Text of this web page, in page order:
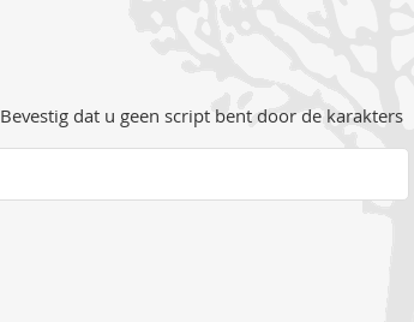
Bevestig dat u geen script bent door de karakters